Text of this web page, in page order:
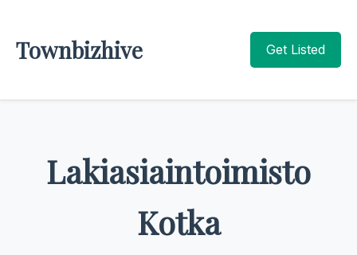
Townbizhive Get Listed
Lakiasiaintoimisto
Kotka